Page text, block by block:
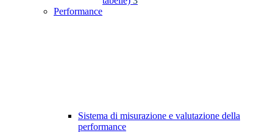
Performance
Sistema di misurazione e valutazione della
performance